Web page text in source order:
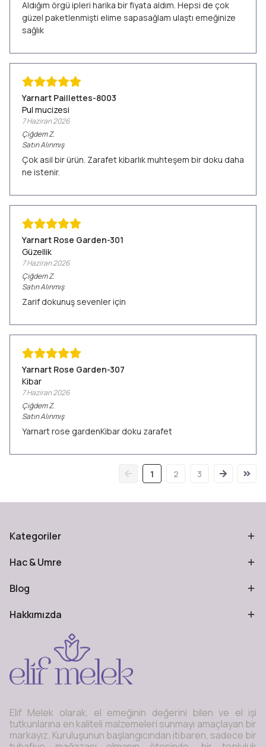
Aldığım örgü ipleri harika bir fiyata aldım. Hepsi de çok
güzel paketlenmişti elime sapasağlam ulaştı emeğinize
sağlık
Yarnart Paillettes-8003
Pul mucizesi
7 Haziran 2026
ÇiğdemZ.
Satın Alınmış
Çok asil bir ürün. Zarafet kibarlık muhteşem bir doku daha
ne istenir.
Yarnart Rose Garden-301
Güzellik
7 Haziran 2026
ÇiğdemZ.
Satın Alınmış
Zarif dokunuş sevenler için
Yarnart Rose Garden-307
Kibar
7 Haziran 2026
ÇiğdemZ.
Satın Alınmış
Yarnart rose gardenKibar doku zarafet
1 2 3
Kategoriler
Hac & Umre
Blog
Hakkımızda
Elif Melek olarak, el emeğinin değerini bilen ve el işi
tutkunlarına en kaliteli malzemeleri sunmayı amaçlayan bir
markayız. Kuruluşunun başlangıcından itibaren, sadece bir